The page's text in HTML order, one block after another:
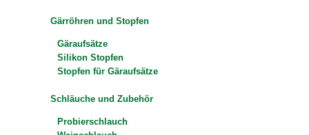
Gärröhren und Stopfen
Gäraufsätze
Silikon Stopfen
Stopfen für Gäraufsätze
Schläuche und Zubehör
Probierschlauch